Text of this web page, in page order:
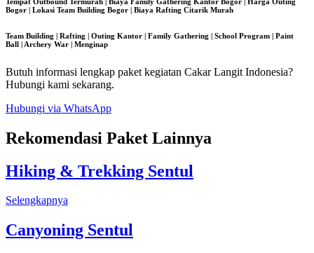
Bogor | Lokasi Team Building Bogor | Biaya Rafting Citarik Murah
Team Building | Rafting | Outing Kantor | Family Gathering | School Program | Paint
Ball | Archery War | Menginap
Butuh informasi lengkap paket kegiatan Cakar Langit Indonesia?
Hubungi kami sekarang.
Hubungi via WhatsApp
Rekomendasi Paket Lainnya
Hiking & Trekking Sentul
Selengkapnya
Canyoning Sentul